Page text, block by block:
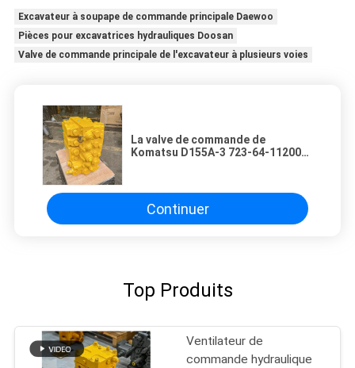
Excavateur à soupape de commande principale Daewoo
Pièces pour excavatrices hydrauliques Doosan
Valve de commande principale de l'excavateur à plusieurs voies
La valve de commande de
Komatsu D155A-3 723-64-11200
Continuer
Top Produits
Ventilateur de
commande hydraulique